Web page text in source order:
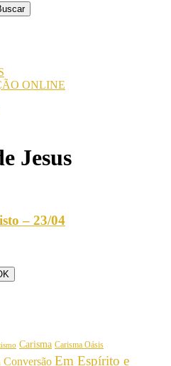
ONLINE
Jesus
– 23/04
Carisma Carisma Oásis
Conversão Em Espírito e